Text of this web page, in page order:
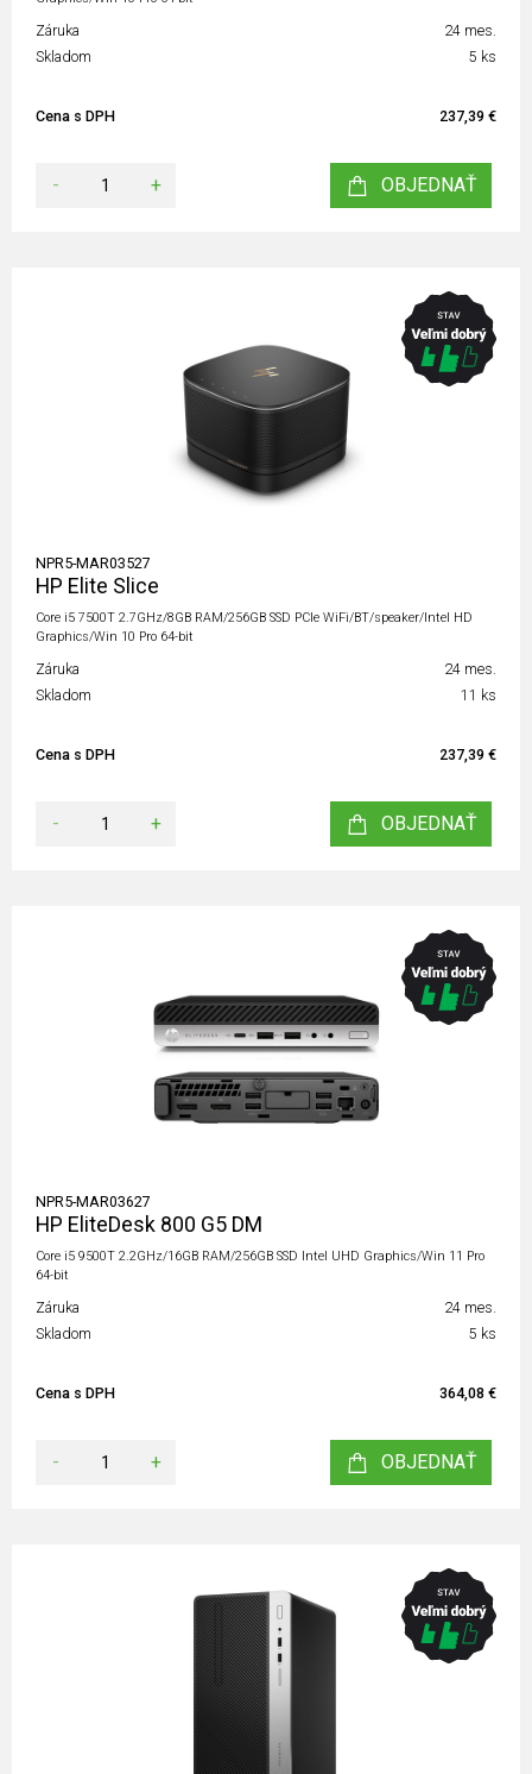
Záruka
24 mes.
Skladom
5 ks
Cena s DPH 237,39 €
- + OBJEDNAŤ
NPR5-MAR03527
HP Elite Slice
Core i5 7500T 2.7GHz/8GB RAM/256GB SSD PCIe WiFi/BT/speaker/Intel HD
Graphics/Win 10 Pro 64-bit
Záruka
24 mes.
Skladom
11 ks
Cena s DPH 237,39 €
- + OBJEDNAŤ
NPR5-MAR03627
HP EliteDesk 800 G5 DM
Core i5 9500T 2.2GHz/16GB RAM/256GB SSD Intel UHD Graphics/Win 11 Pro
64-bit
Záruka
24 mes.
Skladom
5 ks
Cena s DPH 364,08 €
- + OBJEDNAŤ